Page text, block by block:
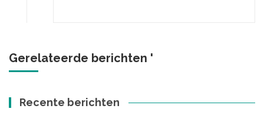
Gerelateerde berichten '
Recente berichten